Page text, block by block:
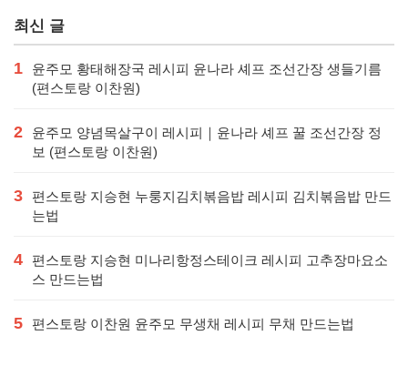
최신 글
1
윤주모 황태해장국 레시피 윤나라 셰프 조선간장 생들기름
(편스토랑 이찬원)
2
윤주모 양념목살구이 레시피｜윤나라 셰프 꿀 조선간장 정
보 (편스토랑 이찬원)
3
편스토랑 지승현 누룽지김치볶음밥 레시피 김치볶음밥 만드
는법
4
편스토랑 지승현 미나리항정스테이크 레시피 고추장마요소
스 만드는법
5 편스토랑 이찬원 윤주모 무생채 레시피 무채 만드는법